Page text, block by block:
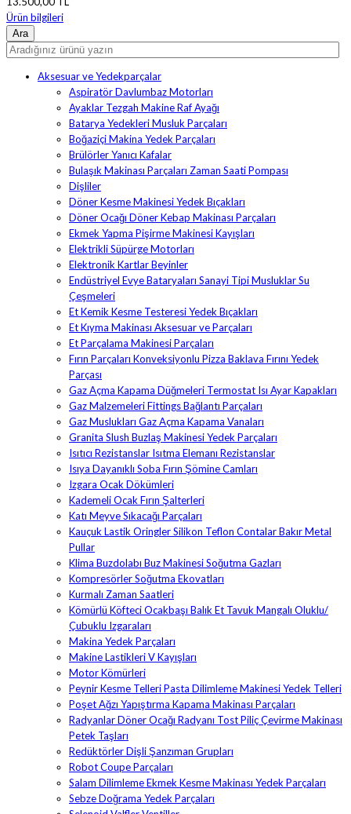
Ürün bilgileri
Aksesuar ve Yedekparçalar
Aspiratör Davlumbaz Motorları
Ayaklar Tezgah Makine Raf Ayağı
Batarya Yedekleri Musluk Parçaları
Boğaziçi Makina Yedek Parçaları
Brülörler Yanıcı Kafalar
Bulaşık Makinası Parçaları Zaman Saati Pompası
Dişliler
Döner Kesme Makinesi Yedek Bıçakları
Döner Ocağı Döner Kebap Makinası Parçaları
Ekmek Yapma Pişirme Makinesi Kayışları
Elektrikli Süpürge Motorları
Elektronik Kartlar Beyinler
Endüstriyel Evye Bataryaları Sanayi Tipi Musluklar Su
Çeşmeleri
Et Kemik Kesme Testeresi Yedek Bıçakları
Et Kıyma Makinası Aksesuar ve Parçaları
Et Parçalama Makinesi Parçaları
Fırın Parçaları Konveksiyonlu Pizza Baklava Fırını Yedek
Parçası
Gaz Açma Kapama Düğmeleri Termostat Isı Ayar Kapakları
Gaz Malzemeleri Fittings Bağlantı Parçaları
Gaz Muslukları Gaz Açma Kapama Vanaları
Granita Slush Buzlaş Makinesi Yedek Parçaları
Isıtıcı Rezistanslar Isıtma Elemanı Rezistanslar
Isıya Dayanıklı Soba Fırın Şömine Camları
Izgara Ocak Dökümleri
Kademeli Ocak Fırın Şalterleri
Katı Meyve Sıkacağı Parçaları
Kauçuk Lastik Oringler Silikon Teflon Contalar Bakır Metal
Pullar
Klima Buzdolabı Buz Makinesi Soğutma Gazları
Kompresörler Soğutma Ekovatları
Kurmalı Zaman Saatleri
Kömürlü Köfteci Ocakbaşı Balık Et Tavuk Mangalı Oluklu/
Çubuklu Izgaraları
Makina Yedek Parçaları
Makine Lastikleri V Kayışları
Motor Kömürleri
Peynir Kesme Telleri Pasta Dilimleme Makinesi Yedek Telleri
Poşet Ağzı Yapıştırma Kapama Makinası Parçaları
Radyanlar Döner Ocağı Radyanı Tost Piliç Çevirme Makinası
Petek Taşları
Redüktörler Dişli Şanzıman Grupları
Robot Coupe Parçaları
Salam Dilimleme Ekmek Kesme Makinası Yedek Parçaları
Sebze Doğrama Yedek Parçaları